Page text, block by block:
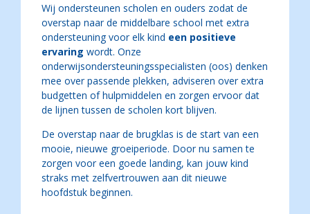
Wij ondersteunen scholen en ouders zodat de
overstap naar de middelbare school met extra
ondersteuningvoor elk kind een positieve
ervaring wordt. Onze
onderwijsondersteuningsspecialisten (oos) denken
mee over passende plekken, adviseren over extra
budgetten of hulpmiddelen en zorgen ervoor dat
de lijnen tussen de scholen kort blijven.
De overstap naar de brugklas is de start van een
mooie, nieuwe groeiperiode. Door nu samen te
zorgen voor een goede landing, kan jouw kind
straks met zelfvertrouwen aan dit nieuwe
hoofdstuk beginnen.